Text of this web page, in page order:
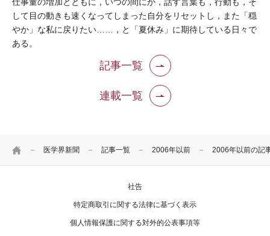
HOME 医学界新聞 記事一覧 2006年以前 2006年以前の記
して目の動きも速くなってしまった自分をリセットし，また「穏
やか」な私に戻りたい……，と「夏休み」に期待している日々で
ある。
記事一覧
連載一覧
社告
特定商取引に関する法律に基づく表示
個人情報保護に関する対外的公表事項等